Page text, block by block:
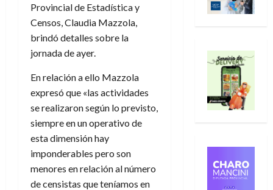
Provincial de Estadística y
Censos, Claudia Mazzola,
brindó detalles sobre la
jornada de ayer.
En relación a ello Mazzola
expresó que «las actividades
se realizaron según lo previsto,
siempre en un operativo de
esta dimensión hay
imponderables pero son
menores en relación al número
de censistas que teníamos en